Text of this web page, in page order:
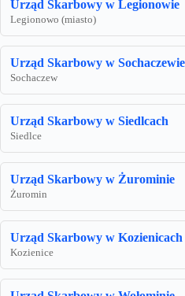
Urząd Skarbowy w Legionowie
Legionowo (miasto)
Urząd Skarbowy w Sochaczewie
Sochaczew
Urząd Skarbowy w Siedlcach
Siedlce
Urząd Skarbowy w Żurominie
Żuromin
Urząd Skarbowy w Kozienicach
Kozienice